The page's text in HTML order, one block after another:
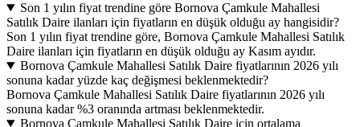
Son 1 yılın fiyat trendine göre Bornova Çamkule Mahallesi
Satılık Daire ilanları için fiyatların en düşük olduğu ay hangisidir?
Son 1 yılın fiyat trendine göre, Bornova Çamkule Mahallesi Satılık
Daire ilanları için fiyatların en düşük olduğu ay Kasım ayıdır.
Bornova Çamkule Mahallesi Satılık Daire fiyatlarının 2026 yılı
sonuna kadar yüzde kaç değişmesi beklenmektedir?
Bornova Çamkule Mahallesi Satılık Daire fiyatlarının 2026 yılı
sonuna kadar %3 oranında artması beklenmektedir.
Bornova Çamkule Mahallesi Satılık Daire için ortalama